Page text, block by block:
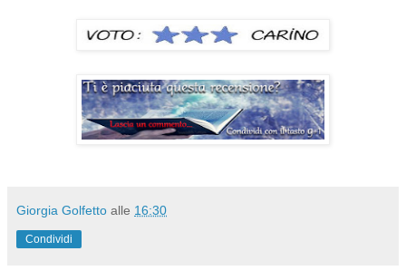
Giorgia Golfetto alle 16:30
Condividi